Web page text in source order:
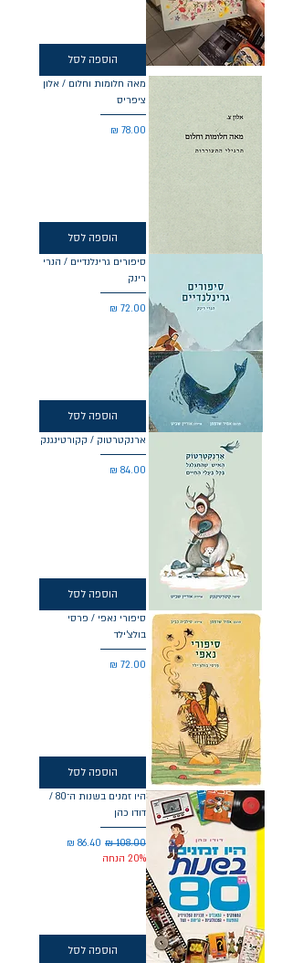
הוספה לסל
מאה חלומות וחלום / אלון
ציפריס
מחיר
הוספה לסל
סיפורים גרינלנדיים / הנרי
רינק
מחיר
הוספה לסל
ארנקטרטוק / קקורטינגנק
מחיר
הוספה לסל
סיפורי נאפי / פרסי
בולצ'ילד
מחיר
הוספה לסל
היו זמנים בשנות ה־80 /
דודו כהן
מחיר רגיל מחיר מבצע
20% הנחה
הוספה לסל